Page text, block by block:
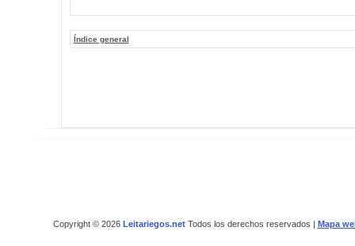
Índice general
Copyright © 2026 Leitariegos.netTodos los derechos reservados | Mapa